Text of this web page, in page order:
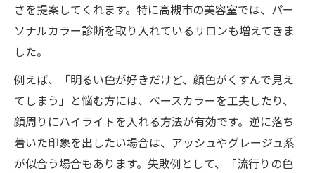
さを提案してくれます。特に高槻市の美容室では、パー
ソナルカラー診断を取り入れているサロンも増えてきま
した。
例えば、「明るい色が好きだけど、顔色がくすんで見え
てしまう」と悩む方には、ベースカラーを工夫したり、
顔周りにハイライトを入れる方法が有効です。逆に落ち
着いた印象を出したい場合は、アッシュやグレージュ系
が似合う場合もあります。失敗例として、「流行りの色